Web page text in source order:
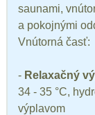
saunami,
a pokojnými
Vnútorná časť:
- Relaxačný
34 - 35 °C,
výplavom